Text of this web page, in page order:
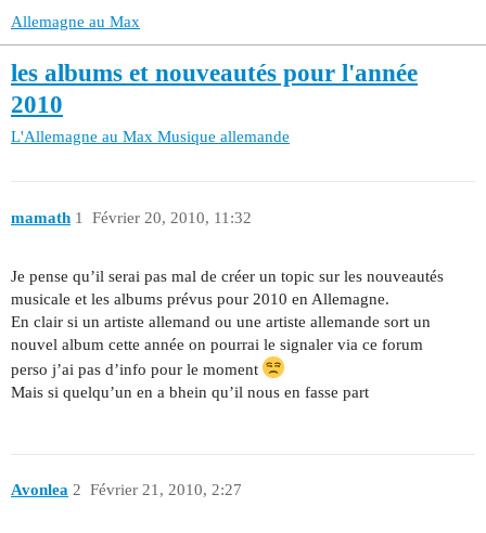
Allemagne au Max
les albums et nouveautés pour l'année
2010
L'Allemagne au Max Musique allemande
mamath Février 20, 2010, 11:32
1
Je pense qu’il serai pas mal de créer un topic sur les nouveautés
musicale et les albums prévus pour 2010 en Allemagne.
En clair si un artiste allemand ou une artiste allemande sort un
nouvel album cette année on pourrai le signaler via ce forum
perso j’ai pas d’info pour le moment
Mais si quelqu’un en a bhein qu’il nous en fasse part
Avonlea Février 21, 2010, 2:27
2